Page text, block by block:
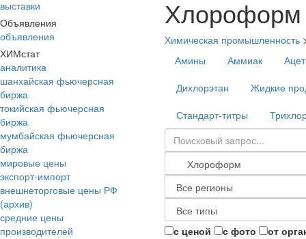
выставки
Объявления
объявления
ХИМстат
аналитика
шанхайская фьючерсная
биржа
токийская фьючерсная
биржа
мумбайская фьючерсная
биржа
мировые цены
экспорт-импорт
внешнеторговые цены РФ
(архив)
средние цены
производителей
Хлороформ
Химическая промышленность
Амины
Аммиак
Дихлорэтан
Жидкие
Стандарт-титры
с ценой с фото от